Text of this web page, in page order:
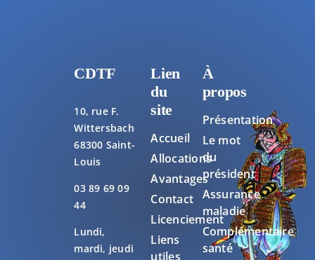
CDTF
10, rue F.
Wittersbach
68300 Saint-
Louis
03 89 69 09
44
Lundi,
mardi, jeudi
Lien
du
site
Accueil
Allocations
Avantages
Contact
Licenciement
Liens
utiles
À
propos
Présentation
Le mot
du
président
Assurance
maladie
Complémentaire
santé